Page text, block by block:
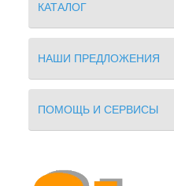
КАТАЛОГ
НАШИ ПРЕДЛОЖЕНИЯ
ПОМОЩЬ И СЕРВИСЫ